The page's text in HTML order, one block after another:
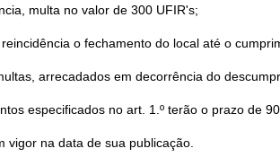
multa no valor de 300 UFIR's;
o fechamento do local até o
arrecadados em decorrência do
especificados no art. 1.º terão o prazo de
vigor na data de sua publicação.